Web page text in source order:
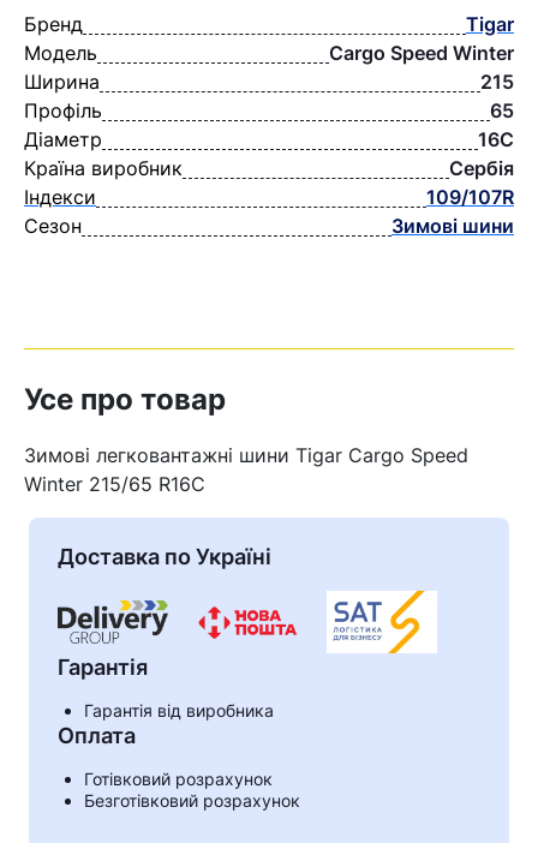
Кошик
У кошику немає товарів.
Бренд
Tigar
Модель
Cargo Speed Winter
Ширина
215
Профіль
65
Діаметр
16C
Країна виробник
Сербія
Індекси
109/107R
Сезон
Зимові шини
Усе про товар
Зимові легковантажні шини Tigar Cargo Speed
Winter 215/65 R16C
Доставка по Україні
Гарантія
Гарантія від виробника
Оплата
Готівковий розрахунок
Безготівковий розрахунок